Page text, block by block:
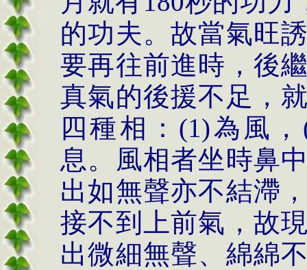
的功夫。故當氣旺
要再往前進時，後
真氣的後援不足，
四種相： (1)為風，
息。風相者坐時鼻
出如無聲亦不結滯
接不到上前氣，故
出微細無聲、綿綿